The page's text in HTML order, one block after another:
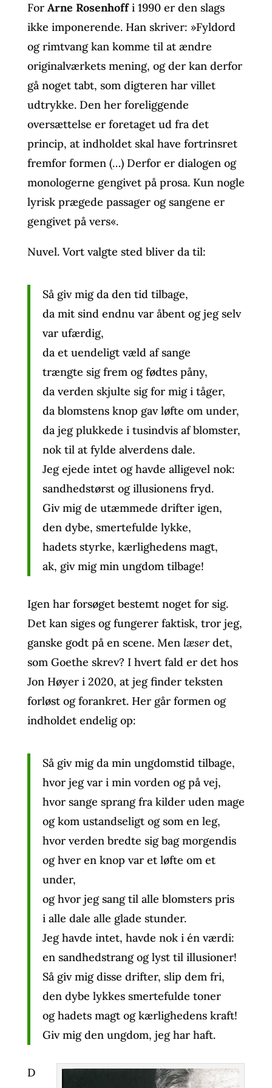
For Arne Rosenhoffi 1990 er den slags
ikke imponerende. Han skriver: »Fyldord
og rimtvang kan komme til at ændre
originalværkets mening, og der kan derfor
gå noget tabt, som digteren har villet
udtrykke. Den her foreliggende
oversættelse er foretaget ud fra det
princip, at indholdet skal have fortrinsret
fremfor formen (…) Derfor er dialogen og
monologerne gengivet på prosa. Kun nogle
lyrisk prægede passager og sangene er
gengivet på vers«.
Nuvel. Vort valgte sted bliver da til:
Så giv mig da den tid tilbage,
da mit sind endnu var åbent og jeg selv
var ufærdig,
da et uendeligt væld af sange
trængte sig frem og fødtes påny,
da verden skjulte sig for mig i tåger,
da blomstens knop gav løfte om under,
da jeg plukkede i tusindvis af blomster,
nok til at fylde alverdens dale.
Jeg ejede intet og havde alligevel nok:
sandhedstørst og illusionens fryd.
Giv mig de utæmmede drifter igen,
den dybe, smertefulde lykke,
hadets styrke, kærlighedens magt,
ak, giv mig min ungdom tilbage!
Igen har forsøget bestemt noget for sig.
Det kan siges og fungerer faktisk, tror jeg,
ganske godt på en scene. Men læserdet,
som Goethe skrev? I hvert fald er det hos
Jon Høyer i 2020, at jeg finder teksten
forløst og forankret. Her går formen og
indholdet endelig op:
Så giv mig da min ungdomstid tilbage,
hvor jeg var i min vorden og på vej,
hvor sange sprang fra kilder uden mage
og kom ustandseligt og som en leg,
hvor verden bredte sig bag morgendis
og hver en knop var et løfte om et
under,
og hvor jeg sang til alle blomsters pris
i alle dale alle glade stunder.
Jeg havde intet, havde nok i én værdi:
en sandhedstrang og lyst til illusioner!
Så giv mig disse drifter, slip dem fri,
den dybe lykkes smertefulde toner
og hadets magt og kærlighedens kraft!
Giv mig den ungdom, jeg har haft.
D